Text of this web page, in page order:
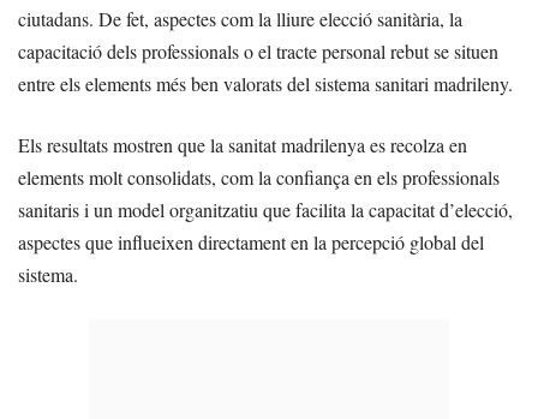
ciutadans. De fet, aspectes com la lliure elecció sanitària, la
capacitació dels professionals o el tracte personal rebut se situen
entre els elements més ben valorats del sistema sanitari madrileny.
Els resultats mostren que la sanitat madrilenya es recolza en
elements molt consolidats, com la confiança en els professionals
sanitaris i un model organitzatiu que facilita la capacitat d’elecció,
aspectes que influeixen directament en la percepció global del
sistema.